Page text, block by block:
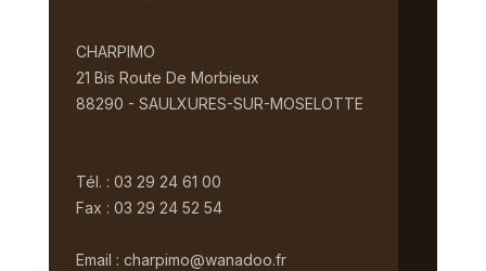
CHARPIMO
21 Bis Route De Morbieux
88290 - SAULXURES-SUR-MOSELOTTE
Tél. : 03 29 24 61 00
Fax : 03 29 24 52 54
Email : charpimo@wanadoo.fr